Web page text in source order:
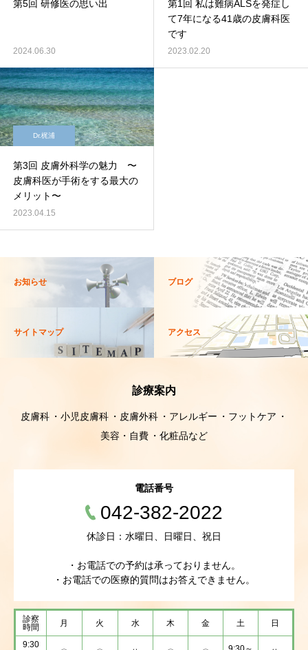
第5回 研修医の思い出
2024.06.30
第1回 私は難病ALSを発症し
て7年になる41歳の皮膚科医
です
2023.02.20
Dr.梶浦
第3回 皮膚外科学の魅力 〜
皮膚科医が手術をする最大の
メリット〜
2023.04.15
お知らせ ブログ
サイトマップ アクセス
診療案内
皮膚科 小児皮膚科 皮膚外科 アレルギー
フットケア
美容・自費
化粧品など
電話番号
042-382-2022
休診日：水曜日、日曜日、祝日
・お電話での予約は承っておりません。
・お電話での医療的質問はお答えできません。
診察
時間
月 火 水 木 金 土 日
9:30